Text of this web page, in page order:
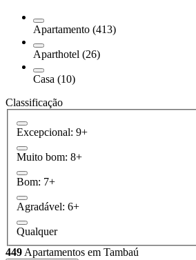
Apartamento (413)
Aparthotel (26)
Casa (10)
Classificação
Excepcional: 9+
Muito bom: 8+
Bom: 7+
Agradável: 6+
Qualquer
449 Apartamentos em Tambaú